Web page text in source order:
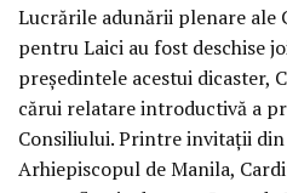
Lucrările adunării plenare ale
pentru Laici au fost deschise
preşedintele acestui dicaster,
cărui relatare introductivă a
Consiliului. Printre invitaţii
Arhiepiscopul de Manila,